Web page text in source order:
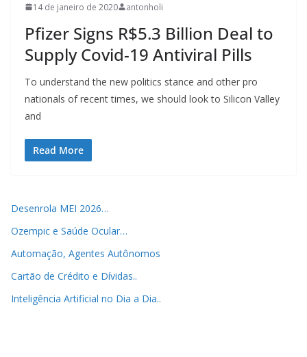
14 de janeiro de 2020 antonholi
Pfizer Signs R$5.3 Billion Deal to
Supply Covid-19 Antiviral Pills
To understand the new politics stance and other pro
nationals of recent times, we should look to Silicon Valley
and
Read More
Desenrola MEI 2026…
Ozempic e Saúde Ocular…
Automação, Agentes Autônomos
Cartão de Crédito e Dívidas..
Inteligência Artificial no Dia a Dia..